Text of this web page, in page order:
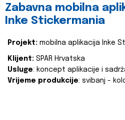
Zabavna mobilna
Inke Stickermania
Projekt: mobilna aplikacija Inke
Klijent: SPAR Hrvatska
Usluge: koncept aplikacije i
Vrijeme produkcije: svibanj -